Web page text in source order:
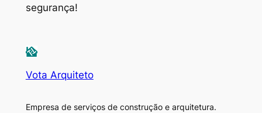
segurança!
Vota Arquiteto
Empresa de serviços de construção e arquitetura.